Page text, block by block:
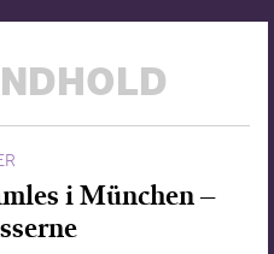
i München –